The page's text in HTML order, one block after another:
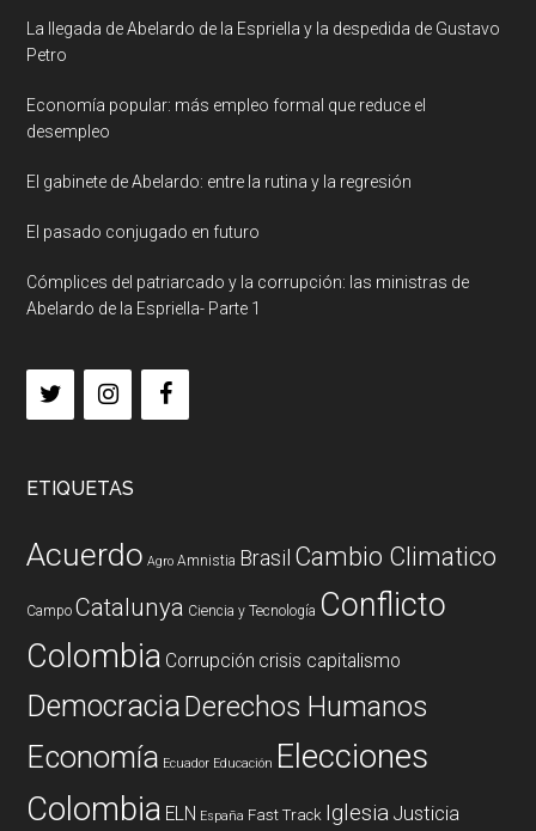
La llegada de Abelardo de la Espriella y la despedida de Gustavo
Petro
Economía popular: más empleo formal que reduce el
desempleo
El gabinete de Abelardo: entre la rutina y la regresión
El pasado conjugado en futuro
Cómplices del patriarcado y la corrupción: las ministras de
Abelardo de la Espriella- Parte 1
ETIQUETAS
Acuerdo Agro Amnistia Brasil Cambio Climatico
Campo Catalunya Ciencia y Tecnología Conflicto
Colombia Corrupción crisis capitalismo
DemocraciaDerechos Humanos
Economía Ecuador Educación Elecciones
Colombia ELN España Fast Track Iglesia Justicia